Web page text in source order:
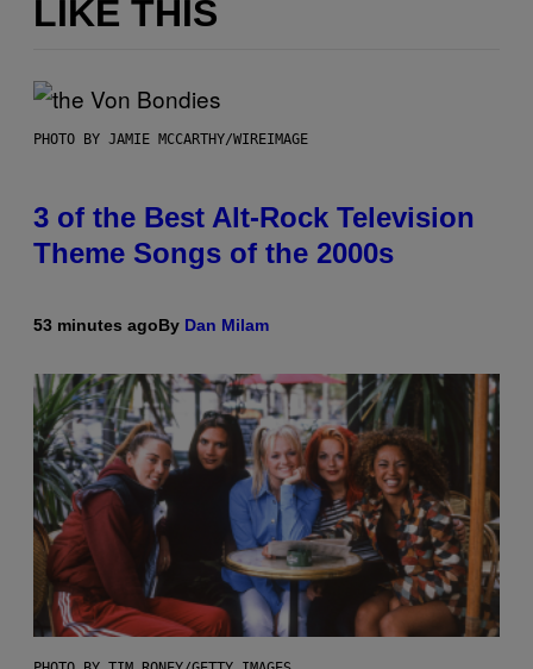
LIKE THIS
PHOTO BY JAMIE MCCARTHY/WIREIMAGE
3 of the Best Alt-Rock Television
Theme Songs of the 2000s
53 minutes agoBy Dan Milam